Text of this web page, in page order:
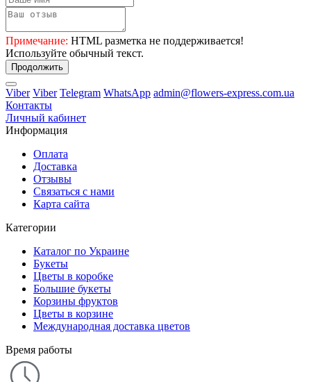
Примечание: HTML разметка не поддерживается!
Используйте обычный текст.
Продолжить
Viber Viber Telegram WhatsApp admin@flowers-express.com.ua
Контакты
Личный кабинет
Информация
Оплата
Доставка
Отзывы
Связаться с нами
Карта сайта
Категории
Каталог по Украине
Букеты
Цветы в коробке
Большие букеты
Корзины фруктов
Цветы в корзине
Международная доставка цветов
Время работы